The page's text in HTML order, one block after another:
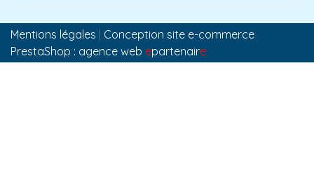
Mentions légales
Conception site e-commerce
PrestaShop : agence web epartenaire